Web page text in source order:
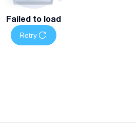
Failed to load
Retry